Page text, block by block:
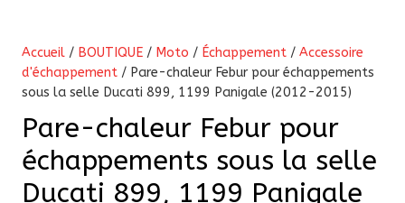
Accueil / BOUTIQUE / Moto / Échappement / Accessoire
d'échappement / Pare-chaleur Febur pour échappements
sous la selle Ducati 899, 1199 Panigale (2012-2015)
Pare-chaleur Febur pour
échappements sous la selle
Ducati 899, 1199 Panigale